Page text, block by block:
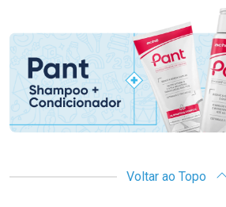
Promoção em Destaque
Voltar ao Topo